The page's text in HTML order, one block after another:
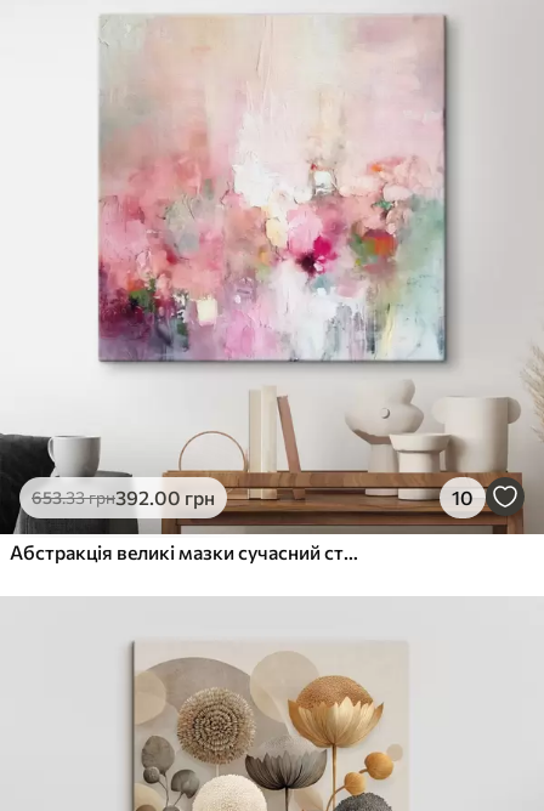
653.33грн392.00 грн 10
Абстракція великі мазки сучасний стиль